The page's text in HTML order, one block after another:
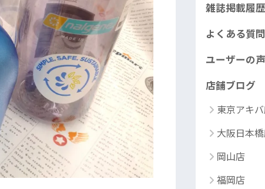
雑誌掲載履歴
よくある質問
ユーザーの声
店舗ブログ
東京アキ
大阪日本
岡山店
福岡店